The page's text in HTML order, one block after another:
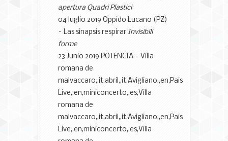
apertura Quadri Plastici
04 luglio 2019 Oppido Lucano (PZ)
– Las sinapsis respirar Invisibili
forme
23 Junio 2019 POTENCIA – Villa
romana de
malvaccaro,,it,abril,,it,Avigliano,,en,Pais
Live,,en,miniconcerto,,es,Villa
romana de
malvaccaro,,it,abril,,it,Avigliano,,en,Pais
Live,,en,miniconcerto,,es,Villa